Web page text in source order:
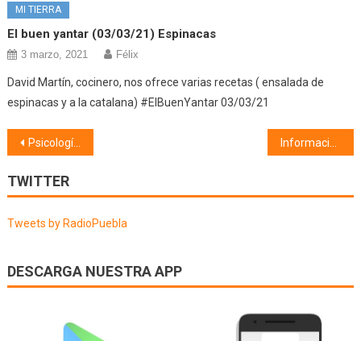
MI TIERRA
El buen yantar (03/03/21) Espinacas
3 marzo, 2021 Félix
David Martín, cocinero, nos ofrece varias recetas ( ensalada de
espinacas y a la catalana) #ElBuenYantar 03/03/21
Navegación
de
entradas
Psicología (16/04/20) Duelo en tiempo de coronavirus
TWITTER
Tweets by RadioPuebla
DESCARGA NUESTRA APP